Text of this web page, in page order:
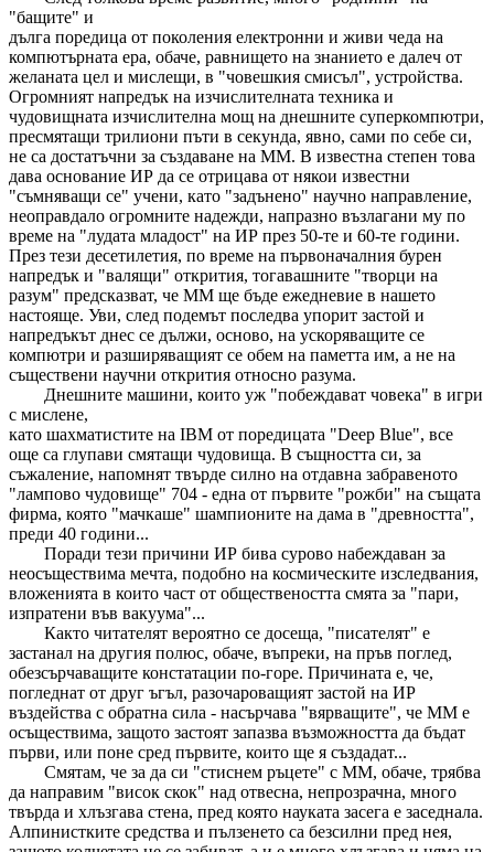
"бащите" и
дълга поредица от поколения електронни и живи чеда на
компютърната ера, обаче, равнището на знанието е далеч от
желаната цел и мислещи, в "човешкия смисъл", устройства.
Огромният напредък на изчислителната техника и
чудовищната изчислителна мощ на днешните суперкомпютри,
пресмятащи трилиони пъти в секунда, явно, сами по себе си,
не са достатъчни за създаване на ММ. В известна степен това
дава основание ИР да се отрицава от някои известни
"съмняващи се" учени, като "задънено" научно направление,
неоправдало огромните надежди, напразно възлагани му по
време на "лудата младост" на ИР през 50-те и 60-те години.
През тези десетилетия, по време на първоначалния бурен
напредък и "валящи" открития, тогавашните "творци на
разум" предсказват, че ММ ще бъде ежедневие в нашето
настояще. Уви, след подемът последва упорит застой и
напредъкът днес се дължи, осново, на ускоряващите се
компютри и разширяващият се обем на паметта им, а не на
съществени научни открития относно разума.
Днешните машини, които уж "побеждават човека" в игри
с мислене,
като шахматистите на IBM от поредицата "Deep Blue", все
още са глупави смятащи чудовища. В същността си, за
съжаление, напомнят твърде силно на отдавна забравеното
"лампово чудовище" 704 - една от първите "рожби" на същата
фирма, която "мачкаше" шампионите на дама в "древността",
преди 40 години...
Поради тези причини ИР бива сурово набеждаван за
неосъществима мечта, подобно на космическите изследвания,
вложенията в които част от обществеността смята за "пари,
изпратени във вакуума"...
Както читателят вероятно се досеща, "писателят" е
застанал на другия полюс, обаче, въпреки, на пръв поглед,
обезсърчаващите констатации по-горе. Причината е, че,
погледнат от друг ъгъл, разочароващият застой на ИР
въздейства с обратна сила - насърчава "вярващите", че ММ е
осъществима, защото застоят запазва възможността да бъдат
първи, или поне сред първите, които ще я създадат...
Смятам, че за да си "стиснем ръцете" с ММ, обаче, трябва
да направим "висок скок" над отвесна, непрозрачна, много
твърда и хлъзгава стена, пред която науката засега е заседнала.
Алпинистките средства и пълзенето са безсилни пред нея,